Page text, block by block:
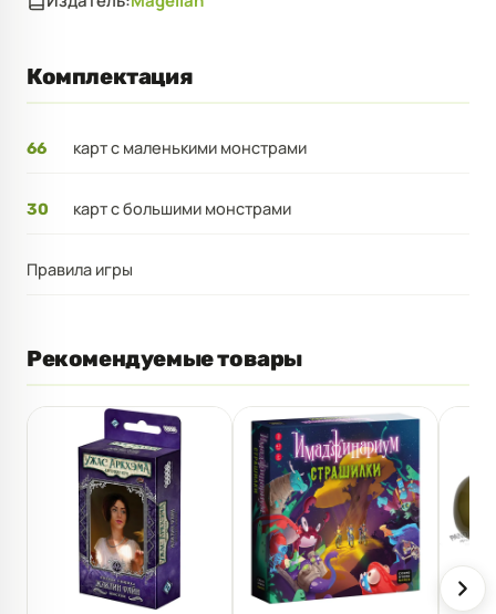
Комплектация
66 карт с маленькими монстрами
30 карт с большими монстрами
Правила игры
Рекомендуемые товары